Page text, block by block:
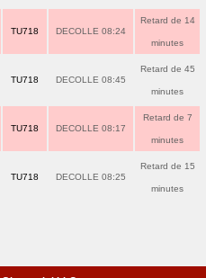
TU718 DECOLLE 08:24
Retard de 14
minutes
TU718 DECOLLE 08:45
Retard de 45
minutes
TU718 DECOLLE 08:17
Retard de 7
minutes
TU718 DECOLLE 08:25
Retard de 15
minutes